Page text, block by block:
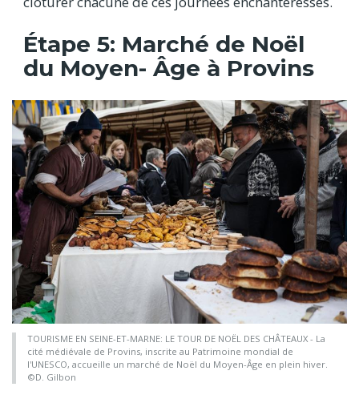
Étape 5: Marché de Noël
du Moyen- Âge à Provins
TOURISME EN SEINE-ET-MARNE: LE TOUR DE NOËL DES CHÂTEAUX - La
cité médiévale de Provins, inscrite au Patrimoine mondial de
l'UNESCO, accueille un marché de Noël du Moyen-Âge en plein hiver.
©D. Gilbon